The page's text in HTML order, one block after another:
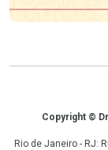
CopyrightCopyright ©
Rio de Janeiro - RJ: